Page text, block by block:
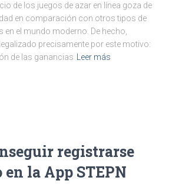
de los juegos de azar en línea goza de
en comparación con otros tipos de
el mundo moderno. De hecho,
precisamente por este motivo:
de las ganancias
Leer más
registrarse
la App STEPN